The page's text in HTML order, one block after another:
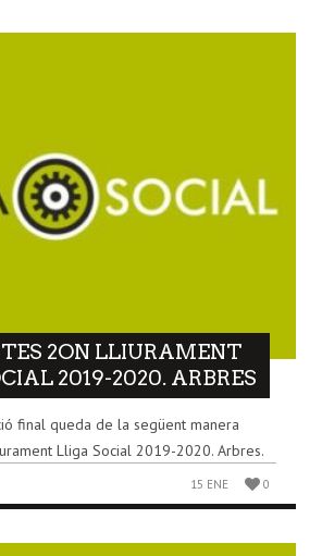
2ON LLIURAMENT
2019-2020. ARBRES
final queda de la següent manera
Lliga Social 2019-2020. Arbres.
15 ENE 0